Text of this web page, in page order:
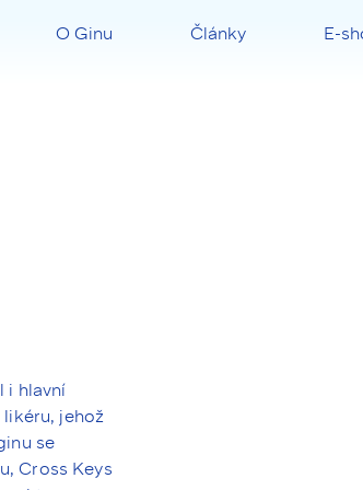
O Ginu Články E-
i hlavní
jehož
se
Cross Keys